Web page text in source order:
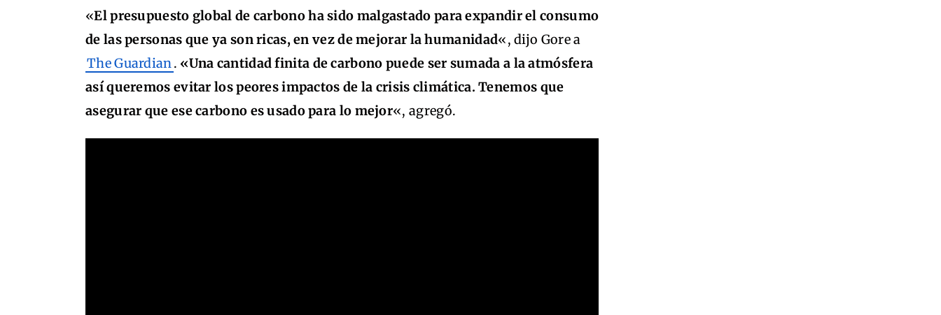
«El presupuesto global de carbono ha sido malgastado para expandir el consumo
de las personas que ya son ricas, en vez de mejorar la humanidad«, dijo Gore a
The Guardian. «Una cantidad finita de carbono puede ser sumada a la atmósfera
así queremos evitar los peores impactos de la crisis climática. Tenemos que
asegurar que ese carbono es usado para lo mejor«, agregó.